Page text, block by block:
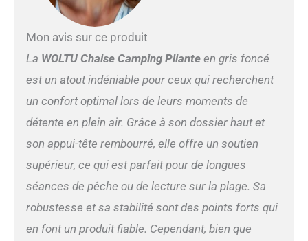
Mon avis sur ce produit
La WOLTU Chaise Camping Plianteen gris foncé
est un atout indéniable pour ceux qui recherchent
un confort optimal lors de leurs moments de
détente en plein air. Grâce à son dossier haut et
son appui-tête rembourré, elle offre un soutien
supérieur, ce qui est parfait pour de longues
séances de pêche ou de lecture sur la plage. Sa
robustesse et sa stabilité sont des points forts qui
en font un produit fiable. Cependant, bien que